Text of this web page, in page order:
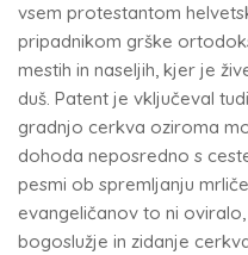
vsem protestantom
pripadnikom grške
mestih in naseljih, kjer je
duš. Patent je vključeval
gradnjo cerkva oziroma
dohoda neposredno s
pesmi ob spremljanju
evangeličanov to ni
bogoslužje in zidanje